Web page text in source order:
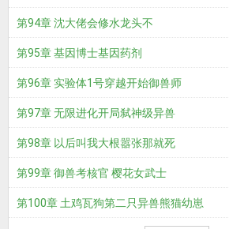
第94章 沈大佬会修水龙头不
第95章 基因博士基因药剂
第96章 实验体1号穿越开始御兽师
第97章 无限进化开局弑神级异兽
第98章 以后叫我大根嚣张那就死
第99章 御兽考核官 樱花女武士
第100章 土鸡瓦狗第二只异兽熊猫幼崽